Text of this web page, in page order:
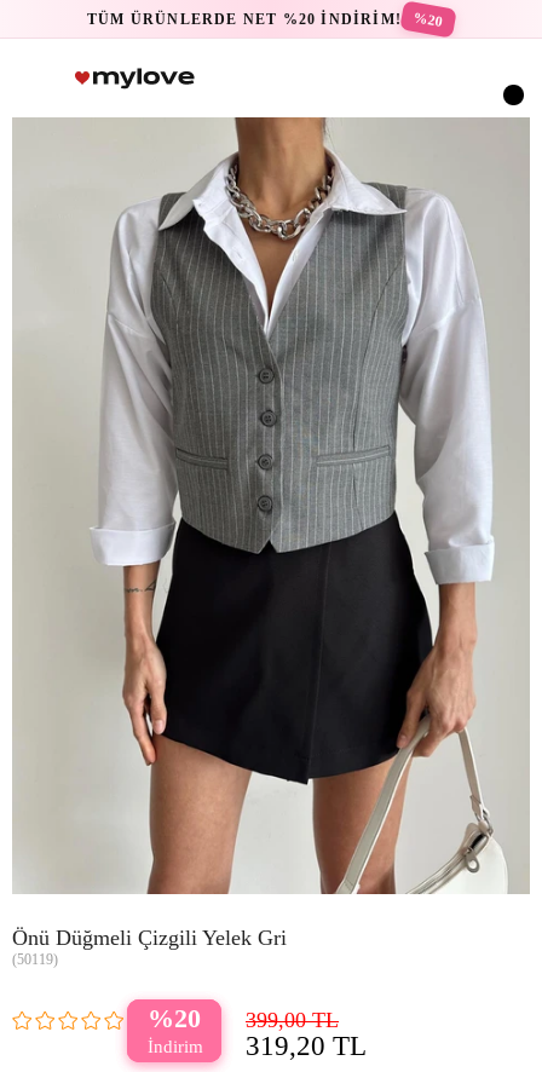
TÜM ÜRÜNLERDE NET %20 İNDİRİM! %20
Önü Düğmeli Çizgili Yelek Gri
(50119)
20 399,00 TL
319,20 TL